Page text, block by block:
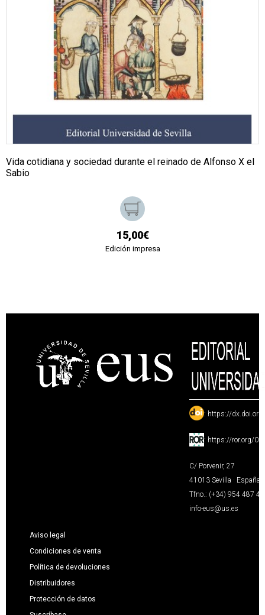
Vida cotidiana y sociedad durante el reinado de Alfonso X el
Sabio
15,00€
Edición impresa
: https://
: https://ror.org/
C/ Porvenir, 27
41013 Sevilla · España
Tfno.: (+34) 954 487
info-eus@us.es
Aviso legal
Condiciones de venta
Política de devoluciones
Distribuidores
Protección de datos